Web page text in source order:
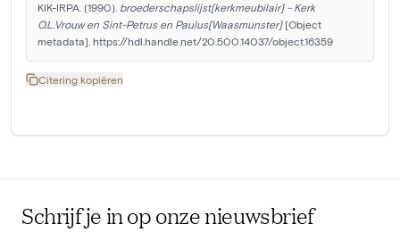
KIK-IRPA. (1990). broederschapslijst[kerkmeubilair] - Kerk
O.L.Vrouw en Sint-Petrus en Paulus[Waasmunster] [Object
metadata]. https://hdl.handle.net/20.500.14037/object.16359
Citering kopiëren
Schrijf je in op onze nieuwsbrief